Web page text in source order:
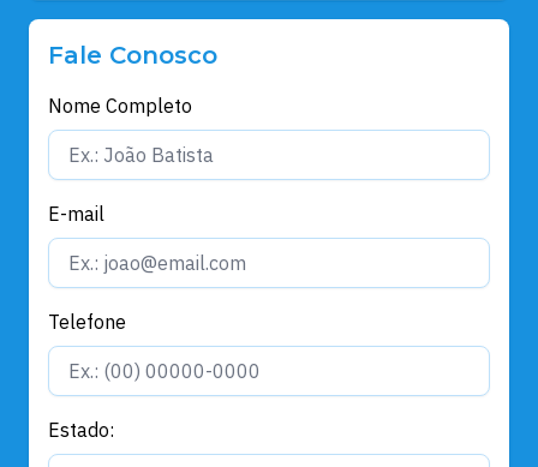
Fale Conosco
Nome Completo
E-mail
Telefone
Estado: